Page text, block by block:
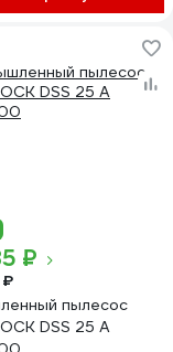
₽
пылесос
DSS 25 A